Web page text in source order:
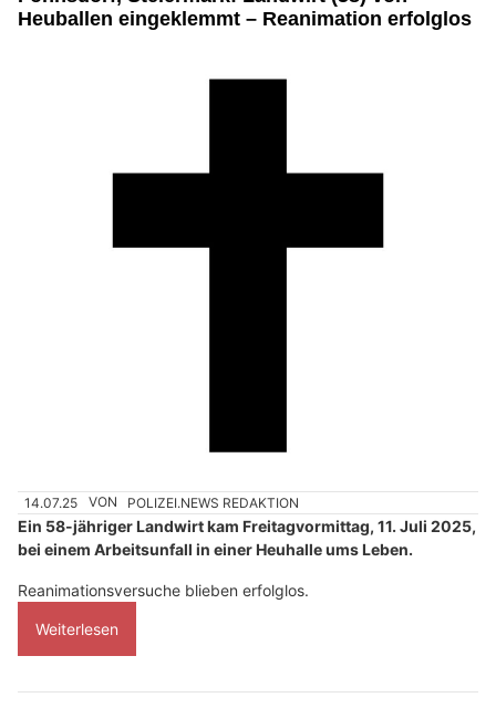
Heuballen eingeklemmt – Reanimation erfolglos
14.07.25 VON POLIZEI.NEWS REDAKTION
Ein 58-jähriger Landwirt kam Freitagvormittag, 11. Juli 2025,
bei einem Arbeitsunfall in einer Heuhalle ums Leben.
Reanimationsversuche blieben erfolglos.
Weiterlesen